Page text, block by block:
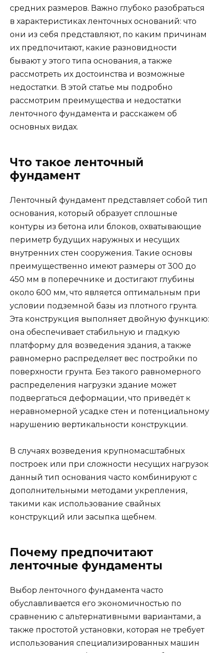
средних размеров. Важно глубоко разобраться
в характеристиках ленточных оснований: что
они из себя представляют, по каким причинам
их предпочитают, какие разновидности
бывают у этого типа основания, а также
рассмотреть их достоинства и возможные
недостатки. В этой статье мы подробно
рассмотрим преимущества и недостатки
ленточного фундамента и расскажем об
основных видах.
Что такое ленточный
фундамент
Ленточный фундамент представляет собой тип
основания, который образует сплошные
контуры из бетона или блоков, охватывающие
периметр будущих наружных и несущих
внутренних стен сооружения. Такие основы
преимущественно имеют размеры от 300 до
450 мм в поперечнике и достигают глубины
около 600 мм, что является оптимальным при
условии подземной базы из плотного грунта.
Эта конструкция выполняет двойную функцию:
она обеспечивает стабильную и гладкую
платформу для возведения здания, а также
равномерно распределяет вес постройки по
поверхности грунта. Без такого равномерного
распределения нагрузки здание может
подвергаться деформации, что приведёт к
неравномерной усадке стен и потенциальному
нарушению вертикальности конструкции.
В случаях возведения крупномасштабных
построек или при сложности несущих нагрузок
данный тип основания часто комбинируют с
дополнительными методами укрепления,
такими как использование свайных
конструкций или засыпка щебнем.
Почему предпочитают
ленточные фундаменты
Выбор ленточного фундамента часто
обуславливается его экономичностью по
сравнению с альтернативными вариантами, а
также простотой установки, которая не требует
использования специализированных машин